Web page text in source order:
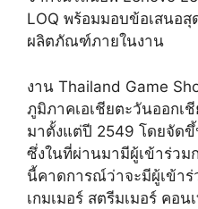
LOQ พร้อมมอบข้อเสนอ
ผลิตภัณฑ์ภายในงาน
งาน Thailand Game
ภูมิภาคเอเชียตะวันออกเ
มาตั้งแต่ปี 2549 โดยจัดขึ้
ซึ่งในที่ผ่านมามีผู้เข้าร่ว
นี้คาดการณ์ว่าจะมีผู้เข้าร่
เกมเมอร์ สตรีมเมอร์ คอน